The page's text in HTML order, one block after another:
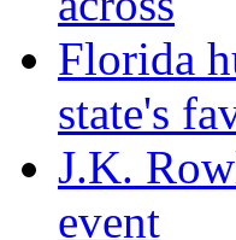
Florida
state's
J.K.
event